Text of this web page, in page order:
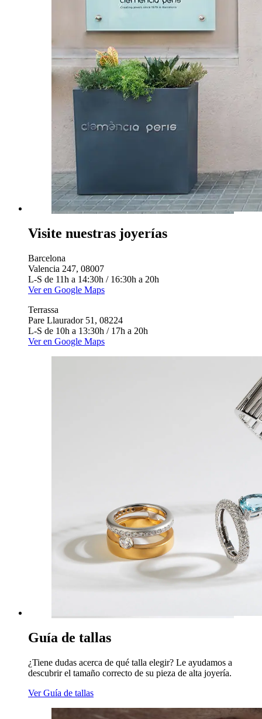
Visite nuestras joyerías
Barcelona
Valencia 247, 08007
L-S de 11h a 14:30h / 16:30h a 20h
Ver en Google Maps
Terrassa
Pare Llaurador 51, 08224
L-S de 10h a 13:30h / 17h a 20h
Ver en Google Maps
Guía de tallas
¿Tiene dudas acerca de qué talla elegir? Le ayudamos a
descubrir el tamaño correcto de su pieza de alta joyería.
Ver Guía de tallas